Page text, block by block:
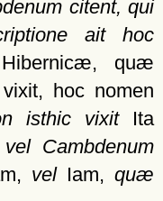
citent, qui
ait hoc
quæ
hoc nomen
isthic vixitIta
Cambdenum
velIam,quæ